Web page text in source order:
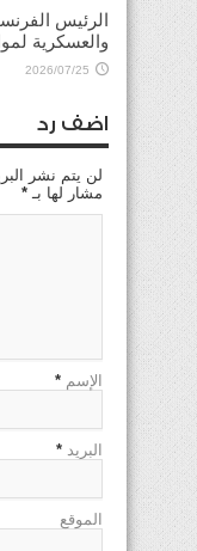
الرئيس
والعسكرية
2026/07/25
اضف رد
لن يتم نشر
مشار لها بـ *
الإسم *
البريد *
الموقع